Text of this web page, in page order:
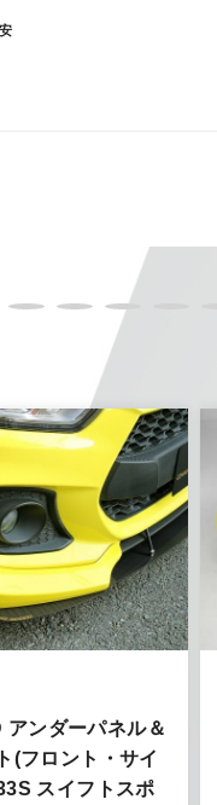
お願い致します。
はご了承ください。
了承ください。
ンダーパネル＆
(フロント・サイ
スイフトスポ